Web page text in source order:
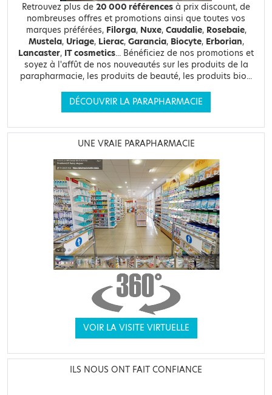
Retrouvez plus de 20 000 références à prix discount, de
nombreuses offres et promotions ainsi que toutes vos
marques préférées, Filorga, Nuxe, Caudalie, Rosebaie,
Mustela, Uriage, Lierac, Garancia, Biocyte, Erborian,
Lancaster, IT cosmetics... Bénéficiez de nos promotions et
soyez à l'affût de nos nouveautés sur les produits de la
parapharmacie, les produits de beauté, les produits bio...
DÉCOUVRIR LA PARAPHARMACIE
UNE VRAIE PARAPHARMACIE
VOIR LA VISITE VIRTUELLE
ILS NOUS ONT FAIT CONFIANCE